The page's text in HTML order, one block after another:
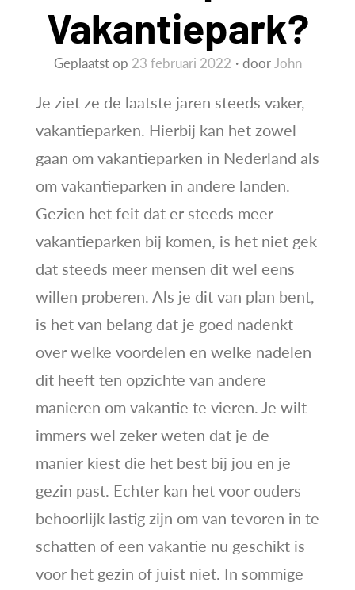
Vakantiepark?
Geplaatst op 23 februari 2022 door John
Je ziet ze de laatste jaren steeds vaker,
vakantieparken. Hierbij kan het zowel
gaan om vakantieparken in Nederland als
om vakantieparken in andere landen.
Gezien het feit dat er steeds meer
vakantieparken bij komen, is het niet gek
dat steeds meer mensen dit wel eens
willen proberen. Als je dit van plan bent,
is het van belang dat je goed nadenkt
over welke voordelen en welke nadelen
dit heeft ten opzichte van andere
manieren om vakantie te vieren. Je wilt
immers wel zeker weten dat je de
manier kiest die het best bij jou en je
gezin past. Echter kan het voor ouders
behoorlijk lastig zijn om van tevoren in te
schatten of een vakantie nu geschikt is
voor het gezin of juist niet. In sommige